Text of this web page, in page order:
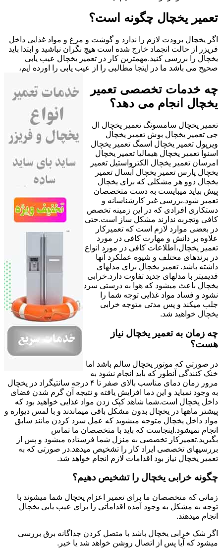
تعمیر یخچال چگونه است؟
اگر یخچال برودت لازم را ندارد و گوشت و مرغ و مواد غذایی داخل
فریزر از حالت انجماد خارج شده است هیچ نگران نباشید و ابتدا باید
یخچال را بررسی کنید.مهمترین کار در تعمیر یخچال عیب یابی
صحیح می باشد ما در ایتجا مطالبی را از عیب یابی را اورده ایم،
چه خدمات تخصصی تعمیر
یخچال انجام می دهد؟
تعمیر یخچال سامسونگ تعمیر یخچال ال
جی تعمیر یخچال بوش تعمیر یخچال
ویرپول تعمیر یخچال اسمگ تعمیر یخچال
اسنوا تعمیر یخچال هیمالیا تعمیر یخچال
امرسان تعمیر یخچال الکترواستیل تعمیر
یخچال پارس تعمیر یخچال آبسال تعمیر
یخچال دوو هر مشکلی که برای یخچال
پیش بیاید میبایست به دست متخصصان
تعمیر شود.بررسی غیر کارشناسانه و
دستکاری افرادی که در این زمینه تخصص
کافی وتجربه ندارند مشکل ساز است.حتی
در بعضی موارد لازم است که تعمیرکار
علاوه بر دانش و مهارت کافی در مورد
تعمیر یخچال،اطلاعات کافی در مورد انواع
در برندهای مختلف و شیوه عملکرد آنها
داشته باشد. تعمیر یخچال برای مدلهای
قدیمیتر با مدل‍های جدید تفاوت دارد.خرابی
یخچال باعث میشود که هوا به درستی سرد
نشود و فساد مواد غذایی توجه شما را
جلب میکند و پس مدتی متوجه خرابی
یخچال خواهید شد.
چه زمان به تعمیر یخچال نیاز
هست؟
در صورتی که موتور یخچال سالم باشد اما
خنک کنندگی آنطور که باید انجام نشود به
مرور زمان دمای مناسب بالای صفر تا ۴ درجه سانتیگراد در یخچال
به وجود نمیاید و این دما افزایش یافته و نتیجه آن گرم شدن فضای
داخل یخچال است.شما شاهد کپک زدن مواد غذایی خواهید بود که
پیشتر ماهها در یخچال بدون مشکل باقی میماندند و با لمس دیواره و
مواد داخل یخچال متوجه میشوید که عمل سرد کردن مانند سابق
انجام نمیشود.اینجاست که باید با متخصصان ما تماس
بگیرید.تعمیرکار تخصصی به منزل شما فرستاده میشود و پس از
بررسیهای تخصصی ایراد کار را تشخیص میدهد.در صورتی که به
تعمیر یخچال نیاز بود اقدامات لازم انجام خواهد شد.
چگونه خرابی یخچال را تشخیص دهیم؟
زمانی که متخصصان ما برای تعمیر اعزام یخچال شما میشوند با
توجه به مشکل به وجود آمده اقداماتی را برای عیب یابی یخچال
انجام میدهند.
اگر شک خرابی یخچال باشد با متصل کردن جداگانه برق بررسی
میشود که آیا پس از اتصال روشن خواهد شد یا خیر.